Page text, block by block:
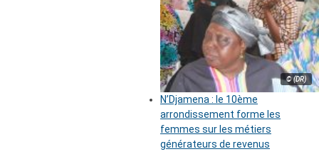
© (DR)
N’Djamena : le 10ème
arrondissement forme les
femmes sur les métiers
générateurs de revenus